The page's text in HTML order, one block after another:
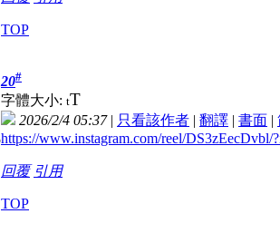
TOP
20#
字體大小: tT
2026/2/4 05:37| 只看該作者 | 翻譯 | 書面 |
https://www.instagram.com/reel/
回覆 引用
TOP